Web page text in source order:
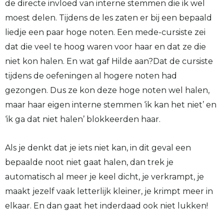
de directe invloed van interne stemmen die ik wel
moest delen. Tijdens de les zaten er bij een bepaald
liedje een paar hoge noten. Een mede-cursiste zei
dat die veel te hoog waren voor haar en dat ze die
niet kon halen. En wat gaf Hilde aan?Dat de cursiste
tijdens de oefeningen al hogere noten had
gezongen. Dus ze kon deze hoge noten wel halen,
maar haar eigen interne stemmen ‘ik kan het niet’ en
‘ik ga dat niet halen’ blokkeerden haar.
Als je denkt dat je iets niet kan, in dit geval een
bepaalde noot niet gaat halen, dan trek je
automatisch al meer je keel dicht, je verkrampt, je
maakt jezelf vaak letterlijk kleiner, je krimpt meer in
elkaar. En dan gaat het inderdaad ook niet lukken!